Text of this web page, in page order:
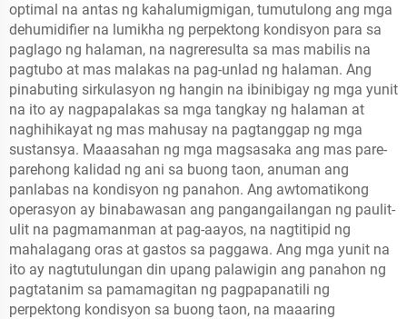
optimal na antas ng kahalumigmigan, tumutulong ang mga
dehumidifier na lumikha ng perpektong kondisyon para sa
paglago ng halaman, na nagreresulta sa mas mabilis na
pagtubo at mas malakas na pag-unlad ng halaman. Ang
pinabuting sirkulasyon ng hangin na ibinibigay ng mga yunit
na ito ay nagpapalakas sa mga tangkay ng halaman at
naghihikayat ng mas mahusay na pagtanggap ng mga
sustansya. Maaasahan ng mga magsasaka ang mas pare-
parehong kalidad ng ani sa buong taon, anuman ang
panlabas na kondisyon ng panahon. Ang awtomatikong
operasyon ay binabawasan ang pangangailangan ng paulit-
ulit na pagmamanman at pag-aayos, na nagtitipid ng
mahalagang oras at gastos sa paggawa. Ang mga yunit na
ito ay nagtutulungan din upang palawigin ang panahon ng
pagtatanim sa pamamagitan ng pagpapanatili ng
perpektong kondisyon sa buong taon, na maaaring